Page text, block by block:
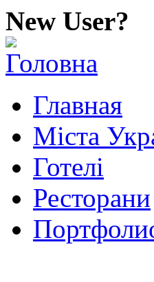
New User?
Главная
Міста
Готелі
Ресторани